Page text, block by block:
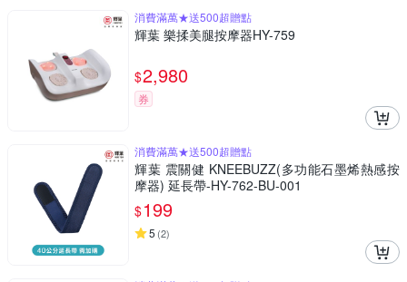
消費滿萬★送500超贈點
輝葉 樂揉美腿按摩器HY-759
$2,980
券
消費滿萬★送500超贈點
輝葉 震關健 KNEEBUZZ(多功能石墨烯熱感按
摩器) 延長帶-HY-762-BU-001
$199
5 (2)